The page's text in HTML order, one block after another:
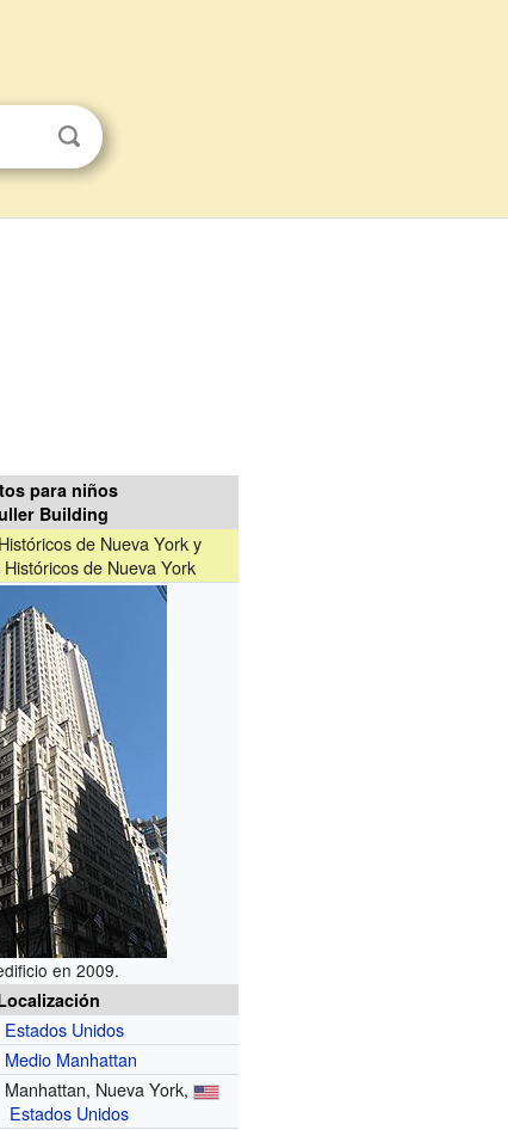
para niños
Building
de Nueva York y
de Nueva York
en 2009.
Estados Unidos
Medio Manhattan
Manhattan, Nueva York,
Estados Unidos